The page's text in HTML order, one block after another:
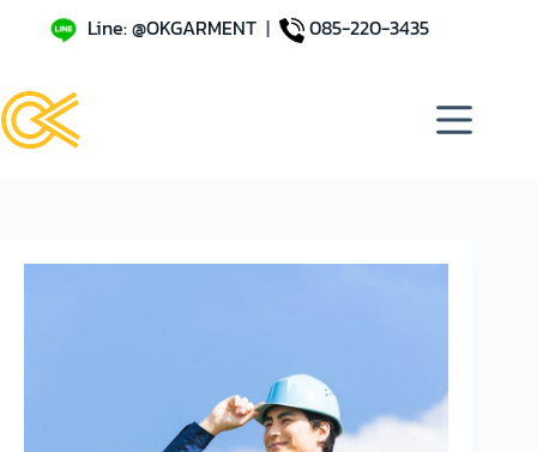
Line: @OKGARMENT| 085-220-3435